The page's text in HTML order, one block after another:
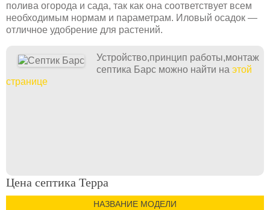
полива огорода и сада, так как она соответствует всем
необходимым нормам и параметрам. Иловый осадок —
отличное удобрение для растений.
Устройство,принцип работы,монтаж
септика Барс можно найти на этой
странице
Цена септика Терра
НАЗВАНИЕ МОДЕЛИ